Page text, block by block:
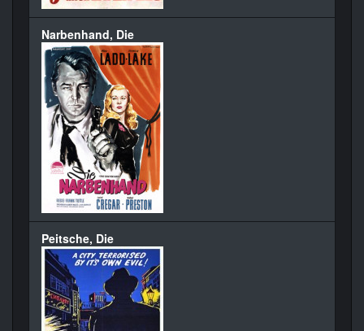
Narbenhand, Die
Peitsche, Die